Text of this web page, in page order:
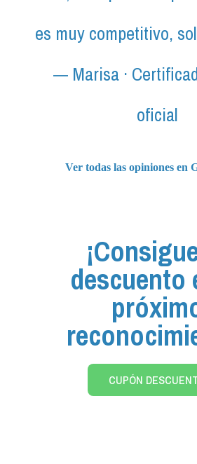
es muy competitivo,
— Marisa ·
oficial
Ver todas las opiniones en
descuento
CUPÓN